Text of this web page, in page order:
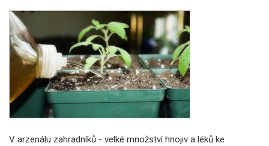
V arzenálu zahradníků - velké množství hnojiv a léků ke